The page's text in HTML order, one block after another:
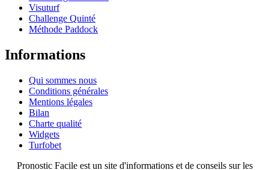
Visuturf
Challenge Quinté
Méthode Paddock
Informations
Qui sommes nous
Conditions générales
Mentions légales
Bilan
Charte qualité
Widgets
Turfobet
Pronostic Facile est un site d'informations et de conseils sur les